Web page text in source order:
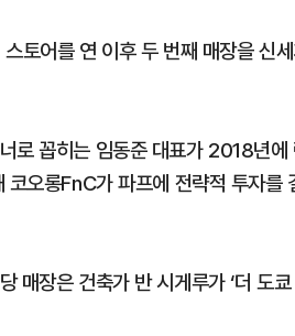
토어를 연 이후 두 번째 매장을 신
로 꼽히는 임동준 대표가 2018년
오롱FnC가 파프에 전략적 투자를
매장은 건축가 반 시게루가 ‘더 도